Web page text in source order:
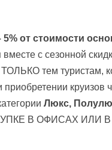
от стоимости
с сезонной
ТОЛЬКО тем
круизов
Люкс,
В ОФИСАХ ИЛИ